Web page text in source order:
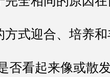
方式迎合、培养
否看起来像或散